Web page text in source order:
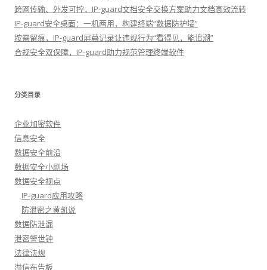
跨网传输、外发可控，IP-guard文档安全交换方案助力文档高效流转
IP-guard安全桌面：一机两用，构建终端“数据防护墙”
按需留痕，IP-guard屏幕记录让违规行为“看得见，能追溯”
合规安全双保障，IP-guard助力规范管理终端软件
分类目录
企业加密软件
信息安全
数据安全前沿
数据安全小剧场
数据安全视点
IP-guard应用攻略
防泄密之黄凯说
数据防泄漏
泄密警世钟
法律法规
溢信布告板